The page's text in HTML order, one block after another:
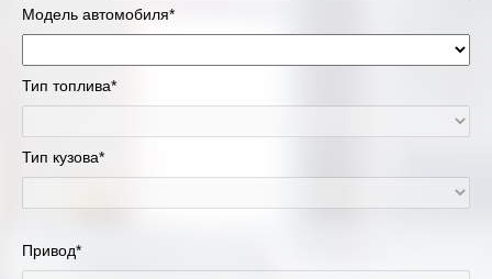
Вологда
Екатеринбург
Красноярск
Модель автомобиля*
Тип топлива*
Тип кузова*
Привод*